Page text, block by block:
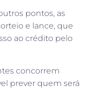
pontos, as
e lance, que
ao crédito pelo
concorrem
prever quem será